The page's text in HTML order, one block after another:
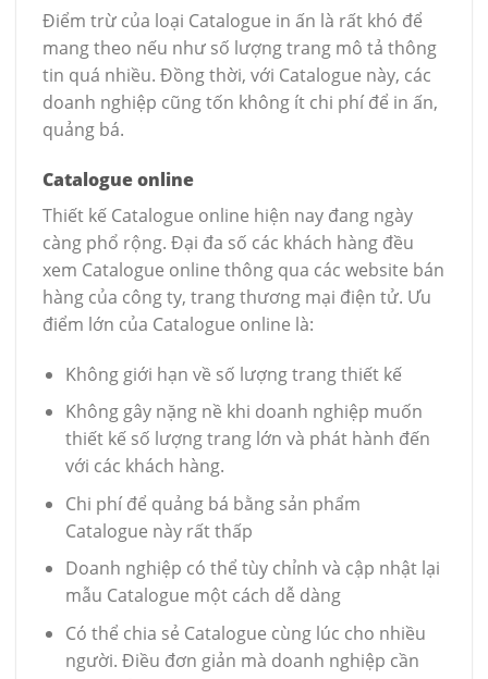
Điểm trừ của loại Catalogue in ấn là rất khó để
mang theo nếu như số lượng trang mô tả thông
tin quá nhiều. Đồng thời, với Catalogue này, các
doanh nghiệp cũng tốn không ít chi phí để in ấn,
quảng bá.
Catalogue online
Thiết kế Catalogue online hiện nay đang ngày
càng phổ rộng. Đại đa số các khách hàng đều
xem Catalogue online thông qua các website bán
hàng của công ty, trang thương mại điện tử. Ưu
điểm lớn của Catalogue online là:
Không giới hạn về số lượng trang thiết kế
Không gây nặng nề khi doanh nghiệp muốn
thiết kế số lượng trang lớn và phát hành đến
với các khách hàng.
Chi phí để quảng bá bằng sản phẩm
Catalogue này rất thấp
Doanh nghiệp có thể tùy chỉnh và cập nhật lại
mẫu Catalogue một cách dễ dàng
Có thể chia sẻ Catalogue cùng lúc cho nhiều
người. Điều đơn giản mà doanh nghiệp cần